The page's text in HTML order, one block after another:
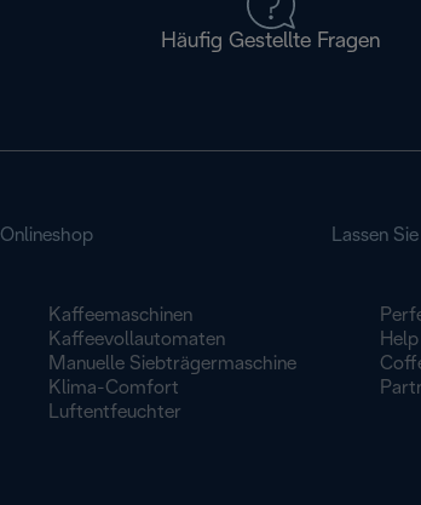
Häufig Gestellte Fragen
Onlineshop
Kaffeemaschinen
Kaffeevollautomaten
Manuelle Siebträgermaschine
Klima-Comfort
Luftentfeuchter
Lassen